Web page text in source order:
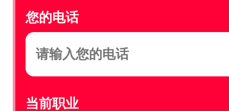
您的电话
当前职业